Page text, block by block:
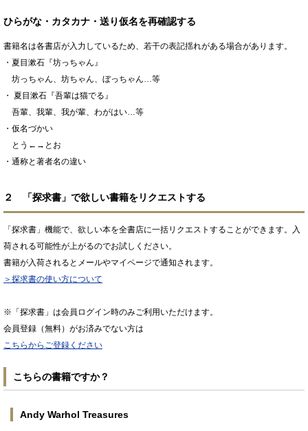
ひらがな・カタカナ・送り仮名を再確認する
書籍名は各書店が入力しているため、若干の表記揺れがある場合があります。
・夏目漱石『坊っちゃん』
坊っちゃん、坊ちゃん、ぼっちゃん…等
・ 夏目漱石『吾輩は猫でる』
吾輩、我輩、我が輩、わがはい…等
・仮名づかい
とう←→とお
・通称と著者名の違い
２ 「探求書」で欲しい書籍をリクエストする
「探求書」機能で、欲しい本を全書店に一括リクエストすることができます。入
荷される可能性が上がるのでお試しください。
書籍が入荷されるとメールやマイページで通知されます。
＞探求書の使い方について
※「探求書」は会員ログイン時のみご利用いただけます。
会員登録（無料）がお済みでない方は
こちらからご登録ください
こちらの書籍ですか？
Andy Warhol Treasures